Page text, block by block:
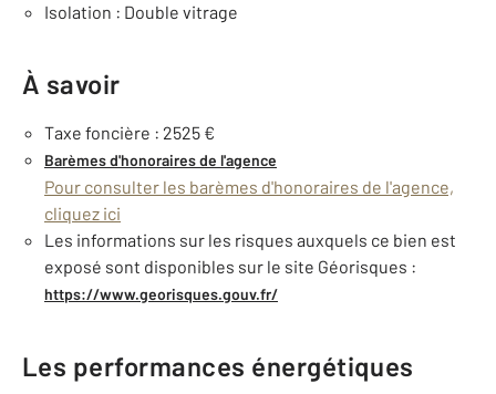
Isolation : Double vitrage
À savoir
Taxe foncière : 2525 €
Barèmes d'honoraires de l'agence
Pour consulter les barèmes d'honoraires de l'agence,
cliquez ici
Les informations sur les risques auxquels ce bien est
exposé sont disponibles sur le site Géorisques :
https://www.georisques.gouv.fr/
Les performances énergétiques